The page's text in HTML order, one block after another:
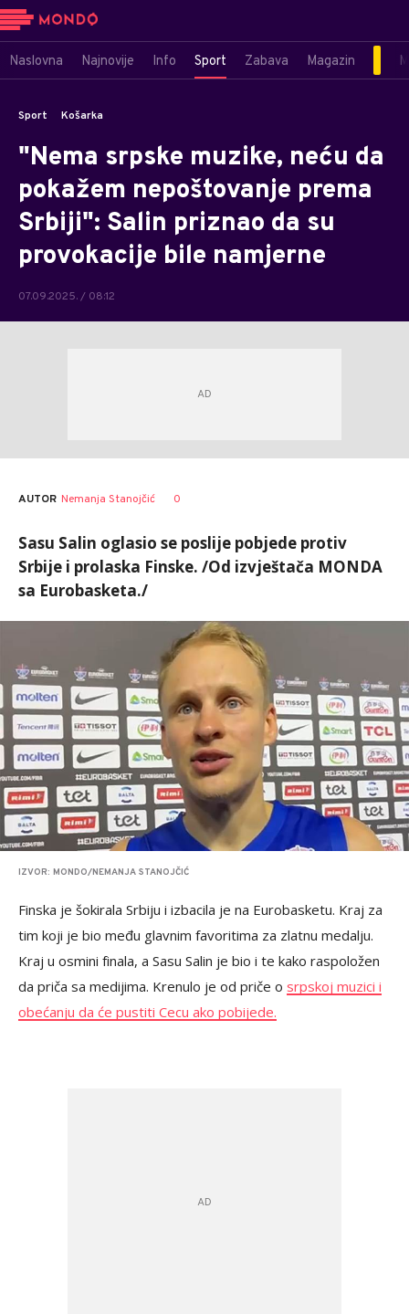
Naslovna Najnovije Info Sport Zabava Magazin
Sport Košarka
"Nema srpske muzike, neću da
pokažem nepoštovanje prema
Srbiji": Salin priznao da su
provokacije bile namjerne
07.09.2025. / 08:12
AUTOR Nemanja Stanojčić 0
Sasu Salin oglasio se poslije pobjede protiv
Srbije i prolaska Finske. /Od izvještača MONDA
sa Eurobasketa./
IZVOR: MONDO/NEMANJA STANOJČIĆ
Finska je šokirala Srbiju i izbacila je na Eurobasketu. Kraj za
tim koji je bio među glavnim favoritima za zlatnu medalju.
Kraj u osmini finala, a Sasu Salin je bio i te kako raspoložen
da priča sa medijima. Krenulo je od priče o srpskoj muzici i
obećanju da će pustiti Cecu ako pobijede.